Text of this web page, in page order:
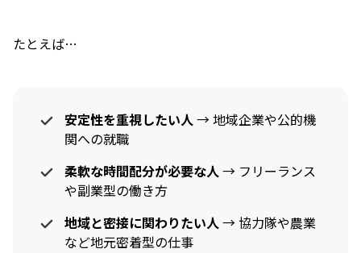
たとえば…
安定性を重視したい人→ 地域企業や公的機
関への就職
柔軟な時間配分が必要な人→ フリーランス
や副業型の働き方
地域と密接に関わりたい人→ 協力隊や農業
など地元密着型の仕事